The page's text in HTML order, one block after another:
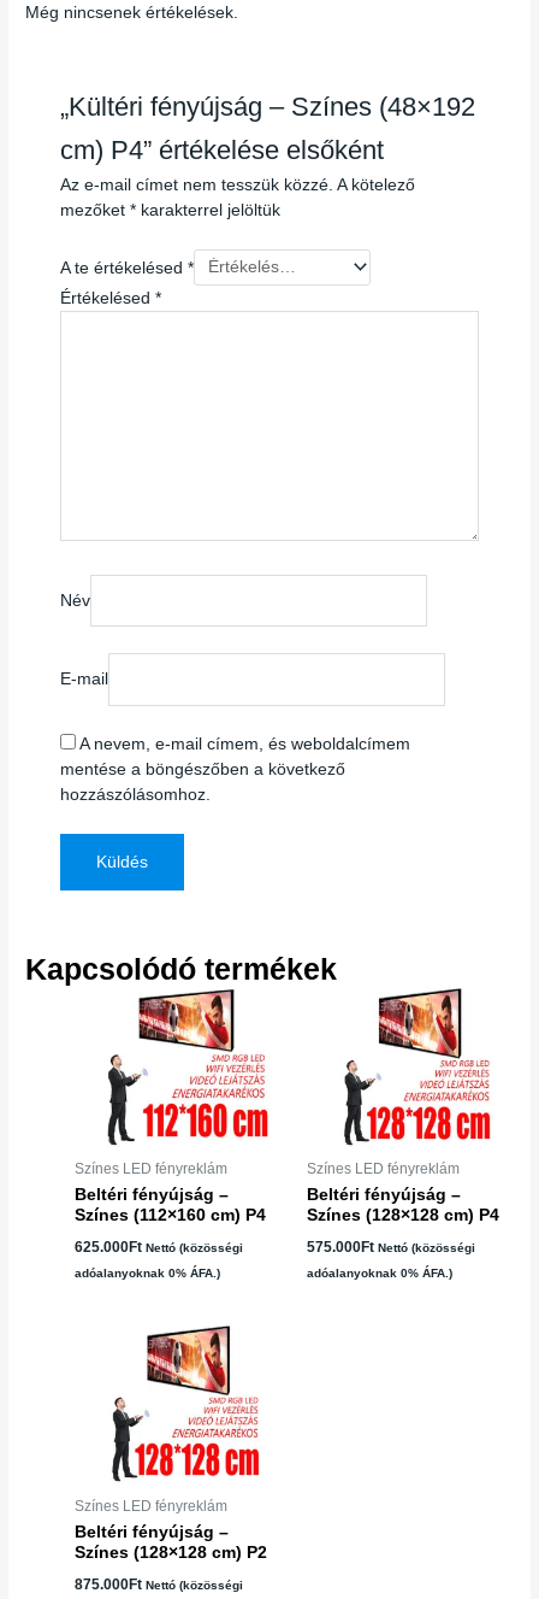
Még nincsenek értékelések.
„Kültéri fényújság – Színes (48×192
cm) P4” értékelése elsőként
Az e-mail címet nem tesszük közzé. A kötelező
mezőket* karakterrel jelöltük
A te értékelésed*
Értékelésed*
Név
E-mail
A nevem, e-mail címem, és weboldalcímem
mentése a böngészőben a következő
hozzászólásomhoz.
Kapcsolódó termékek
Színes LED fényreklám
Beltéri fényújság –
Színes (112×160 cm) P4
625.000Ft Nettó (közösségi
adóalanyoknak 0% ÁFA.)
Színes LED fényreklám
Beltéri fényújság –
Színes (128×128 cm) P4
575.000Ft Nettó (közösségi
adóalanyoknak 0% ÁFA.)
Színes LED fényreklám
Beltéri fényújság –
Színes (128×128 cm) P2
875.000Ft Nettó (közösségi